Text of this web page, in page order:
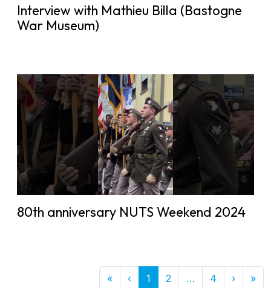
Interview with Mathieu Billa (Bastogne
War Museum)
80th anniversary NUTS Weekend 2024
«First
‹Previous
1 2 … More
4 › Next
»